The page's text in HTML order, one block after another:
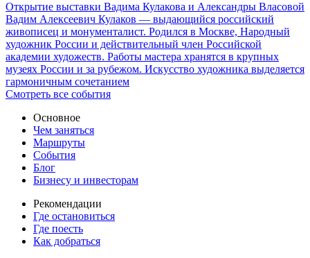
Открытие выставки Вадима Кулакова и Александры Власовой
Вадим Алексеевич Кулаков — выдающийся российский
живописец и монументалист. Родился в Москве, Народный
художник России и действительный член Российской
академии художеств. Работы мастера хранятся в крупных
музеях России и за рубежом. Искусство художника выделяется
гармоничным сочетанием
Смотреть все события
Основное
Чем заняться
Маршруты
События
Блог
Бизнесу и инвесторам
Рекомендации
Где остановиться
Где поесть
Как добраться